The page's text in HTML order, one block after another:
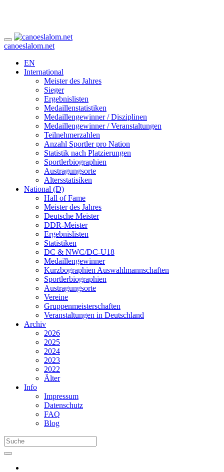
canoeslalom.net
EN
International
Meister des Jahres
Sieger
Ergebnislisten
Medaillenstatistiken
Medaillengewinner / Disziplinen
Medaillengewinner / Veranstaltungen
Teilnehmerzahlen
Anzahl Sportler pro Nation
Statistik nach Platzierungen
Sportlerbiographien
Austragungsorte
Altersstatisiken
National (D)
Hall of Fame
Meister des Jahres
Deutsche Meister
DDR-Meister
Ergebnislisten
Statistiken
DC & NWC/DC-U18
Medaillengewinner
Kurzbographien Auswahlmannschaften
Sportlerbiographien
Austragungsorte
Vereine
Gruppenmeisterschaften
Veranstaltungen in Deutschland
Archiv
2026
2025
2024
2023
2022
Älter
Info
Impressum
Datenschutz
FAQ
Blog